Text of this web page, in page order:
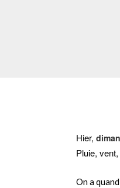
Hier,
Pluie,
On a